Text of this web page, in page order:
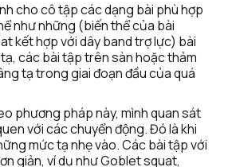
cho cô tập các dạng bài phù hợp
như những (biến thể của bài
kết hợp với dây band trợ lực) bài
các bài tập trên sàn hoặc thảm
tạ trong giai đoạn đầu của quá
phương pháp này, mình quan sát
với các chuyển động. Đó là khi
mức tạ nhẹ vào. Các bài tập với
giản, ví dụ như Goblet squat,